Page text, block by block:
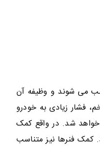
می شوند و وظیفه آن
فشار زیادی به خودرو
شد. در واقع کمک
کمک فنرها نیز متناسب